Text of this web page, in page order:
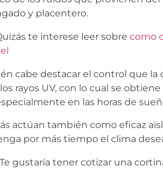
y placentero.
te interese leer sobre como
cabe destacar el control que
rayos UV, con lo cual se
en las horas de
actúan también como eficaz
por más tiempo el clima
gustaría tener cotizar una